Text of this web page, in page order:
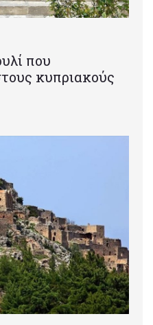
που
κυπριακούς